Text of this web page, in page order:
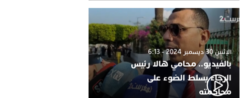
الإثنين 30 ديسمبر 2024 - 6:13
بالفيديو.. محامي هالا رئيس
الرجاء يسلط الضوء على
محاكمته